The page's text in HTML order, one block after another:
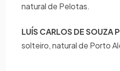
natural de Pelotas.
LUÍS CARLOS DE SOUZA
solteiro, natural de Porto